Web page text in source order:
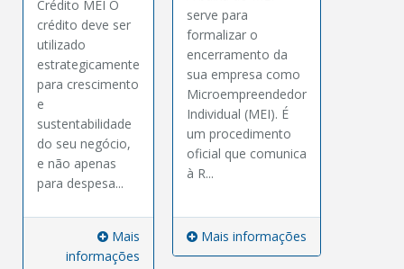
Crédito MEI O
crédito deve ser
utilizado
estrategicamente
para crescimento
e
sustentabilidade
do seu negócio,
e não apenas
para despesa...
Mais
informações
serve para
formalizar o
encerramento da
sua empresa como
Microempreendedor
Individual (MEI). É
um procedimento
oficial que comunica
à R...
Mais informações